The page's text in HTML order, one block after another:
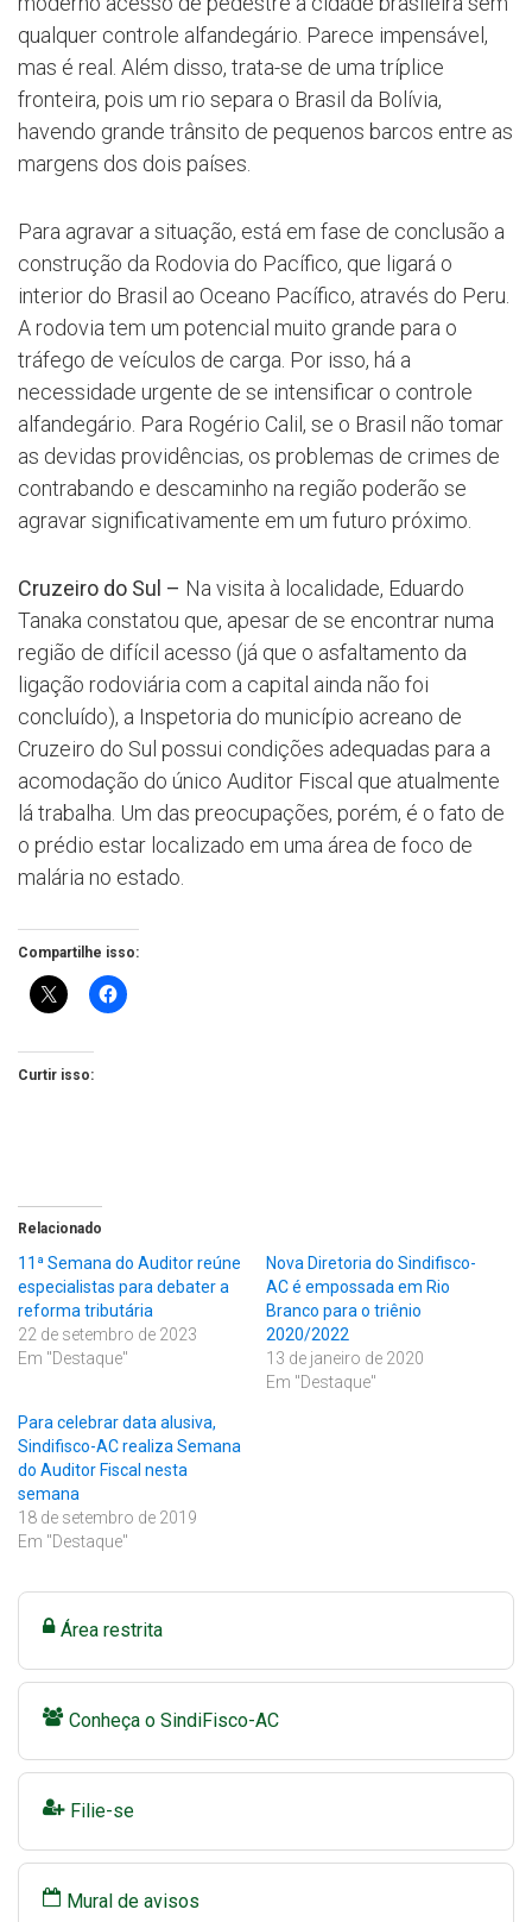
qualquer controle alfandegário. Parece impensável,
mas é real. Além disso, trata-se de uma tríplice
fronteira, pois um rio separa o Brasil da Bolívia,
havendo grande trânsito de pequenos barcos entre as
margens dos dois países.
Para agravar a situação, está em fase de conclusão a
construção da Rodovia do Pacífico, que ligará o
interior do Brasil ao Oceano Pacífico, através do Peru.
A rodovia tem um potencial muito grande para o
tráfego de veículos de carga. Por isso, há a
necessidade urgente de se intensificar o controle
alfandegário. Para Rogério Calil, se o Brasil não tomar
as devidas providências, os problemas de crimes de
contrabando e descaminho na região poderão se
agravar significativamente em um futuro próximo.
Cruzeiro do Sul – Na visita à localidade, Eduardo
Tanaka constatou que, apesar de se encontrar numa
região de difícil acesso (já que o asfaltamento da
ligação rodoviária com a capital ainda não foi
concluído), a Inspetoria do município acreano de
Cruzeiro do Sul possui condições adequadas para a
acomodação do único Auditor Fiscal que atualmente
lá trabalha. Um das preocupações, porém, é o fato de
o prédio estar localizado em uma área de foco de
malária no estado.
Compartilhe isso:
Curtir isso:
Relacionado
11ª Semana do Auditor reúne
especialistas para debater a
reforma tributária
22 de setembro de 2023
Em "Destaque"
Nova Diretoria do Sindifisco-
AC é empossada em Rio
Branco para o triênio
2020/2022
13 de janeiro de 2020
Em "Destaque"
Para celebrar data alusiva,
Sindifisco-AC realiza Semana
do Auditor Fiscal nesta
semana
18 de setembro de 2019
Em "Destaque"
Área restrita
Conheça o SindiFisco-AC
Filie-se
Mural de avisos